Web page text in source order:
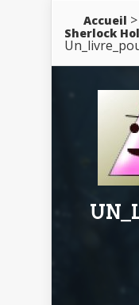
Accueil >
Sherlock